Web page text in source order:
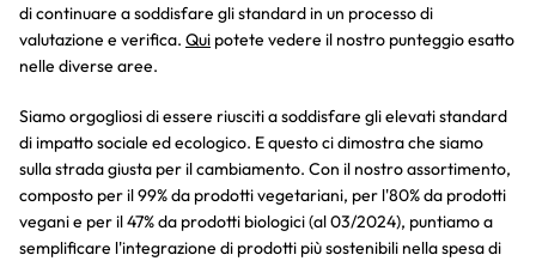
di continuare a soddisfare gli standard in un processo di
valutazione e verifica. Qui potete vedere il nostro punteggio esatto
nelle diverse aree.
Siamo orgogliosi di essere riusciti a soddisfare gli elevati standard
di impatto sociale ed ecologico. E questo ci dimostra che siamo
sulla strada giusta per il cambiamento. Con il nostro assortimento,
composto per il 99% da prodotti vegetariani, per l'80% da prodotti
vegani e per il 47% da prodotti biologici (al 03/2024), puntiamo a
semplificare l'integrazione di prodotti più sostenibili nella spesa di